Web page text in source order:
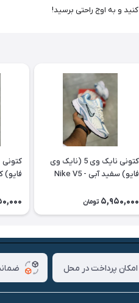
و به اوج راحتی برسید!
کتونی نایک وی 5 (نایک وی
فایو) سفید آبی - Nike V5
5,950,000 تومان
امکان پرداخت در محل